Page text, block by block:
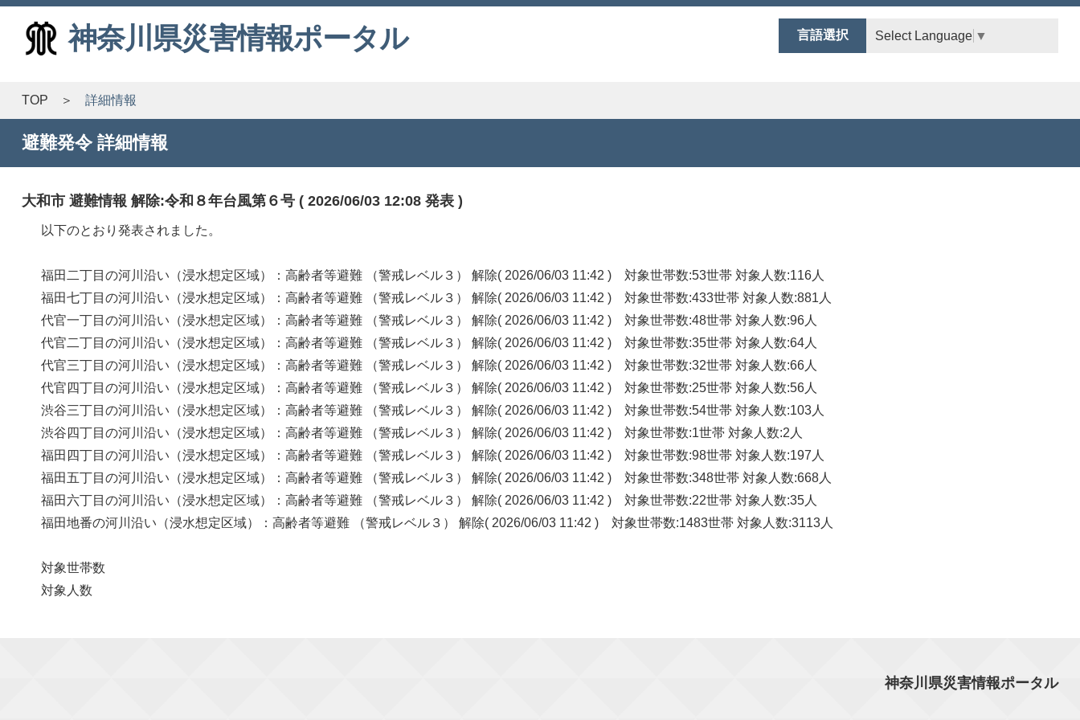
言語選択 Select Language ▼
神奈川県災害情報ポータル
TOP 詳細情報
避難発令 詳細情報
大和市 避難情報 解除:令和８年台風第６号 ( 2026/06/03 12:08 発表 )
以下のとおり発表されました。
福田二丁目の河川沿い（浸水想定区域）：高齢者等避難 （警戒レベル３） 解除( 2026/06/03 11:42 ) 対象世帯数:53世帯 対象人数:116人
福田七丁目の河川沿い（浸水想定区域）：高齢者等避難 （警戒レベル３） 解除( 2026/06/03 11:42 ) 対象世帯数:433世帯 対象人数:881人
代官一丁目の河川沿い（浸水想定区域）：高齢者等避難 （警戒レベル３） 解除( 2026/06/03 11:42 ) 対象世帯数:48世帯 対象人数:96人
代官二丁目の河川沿い（浸水想定区域）：高齢者等避難 （警戒レベル３） 解除( 2026/06/03 11:42 ) 対象世帯数:35世帯 対象人数:64人
代官三丁目の河川沿い（浸水想定区域）：高齢者等避難 （警戒レベル３） 解除( 2026/06/03 11:42 ) 対象世帯数:32世帯 対象人数:66人
代官四丁目の河川沿い（浸水想定区域）：高齢者等避難 （警戒レベル３） 解除( 2026/06/03 11:42 ) 対象世帯数:25世帯 対象人数:56人
渋谷三丁目の河川沿い（浸水想定区域）：高齢者等避難 （警戒レベル３） 解除( 2026/06/03 11:42 ) 対象世帯数:54世帯 対象人数:103人
渋谷四丁目の河川沿い（浸水想定区域）：高齢者等避難 （警戒レベル３） 解除( 2026/06/03 11:42 ) 対象世帯数:1世帯 対象人数:2人
福田四丁目の河川沿い（浸水想定区域）：高齢者等避難 （警戒レベル３） 解除( 2026/06/03 11:42 ) 対象世帯数:98世帯 対象人数:197人
福田五丁目の河川沿い（浸水想定区域）：高齢者等避難 （警戒レベル３） 解除( 2026/06/03 11:42 ) 対象世帯数:348世帯 対象人数:668人
福田六丁目の河川沿い（浸水想定区域）：高齢者等避難 （警戒レベル３） 解除( 2026/06/03 11:42 ) 対象世帯数:22世帯 対象人数:35人
福田地番の河川沿い（浸水想定区域）：高齢者等避難 （警戒レベル３） 解除( 2026/06/03 11:42 ) 対象世帯数:1483世帯 対象人数:3113人
対象世帯数
対象人数
神奈川県災害情報ポータル